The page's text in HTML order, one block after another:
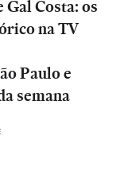
Costa: os
na TV
Paulo e
semana